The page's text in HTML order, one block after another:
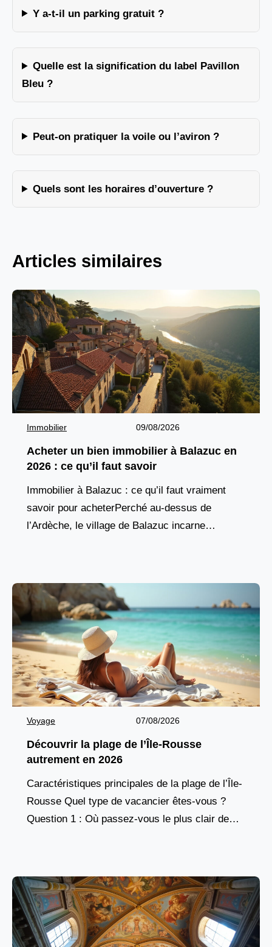
Y a-t-il un parking gratuit ?
Quelle est la signification du label Pavillon
Bleu ?
Peut-on pratiquer la voile ou l’aviron ?
Quels sont les horaires d’ouverture ?
Articles similaires
Immobilier 09/08/2026
Acheter un bien immobilier à Balazuc en
2026 : ce qu’il faut savoir
Immobilier à Balazuc : ce qu’il faut vraiment
savoir pour acheterPerché au-dessus de
l’Ardèche, le village de Balazuc incarne
Voyage 07/08/2026
Découvrir la plage de l’Île-Rousse
autrement en 2026
Caractéristiques principales de la plage de l’Île-
Rousse Quel type de vacancier êtes-vous ?
Question 1 : Où passez-vous le plus clair de